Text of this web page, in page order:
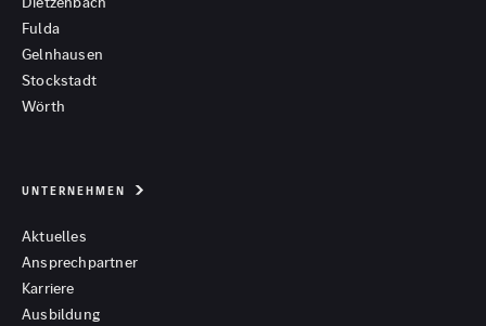
Fulda
Gelnhausen
Stockstadt
Wörth
UNTERNEHMEN
Aktuelles
Ansprechpartner
Karriere
Ausbildung